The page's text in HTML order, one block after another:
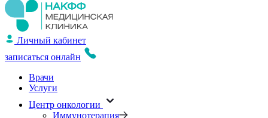
Личный кабинет
записаться онлайн
Врачи
Услуги
Центр онкологии
Иммунотерапия